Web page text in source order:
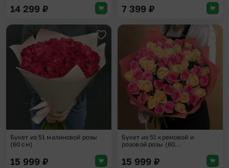
14 299 ₽ 7 399 ₽
Добавить в избранное
Букет из 51 малиновой розы
(60 см)
15 999 ₽
Букет из 51 кремовой и
розовой розы (60...
15 999 ₽